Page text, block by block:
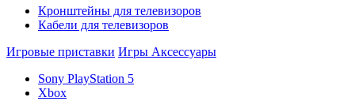
Кронштейны для телевизоров
Кабели для телевизоров
Игровые приставки Игры Аксессуары
Sony PlayStation 5
Xbox